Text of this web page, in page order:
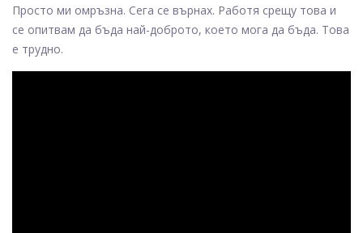
Просто ми омръзна. Сега се върнах. Работя срещу това и
се опитвам да бъда най-доброто, което мога да бъда. Това
е трудно.